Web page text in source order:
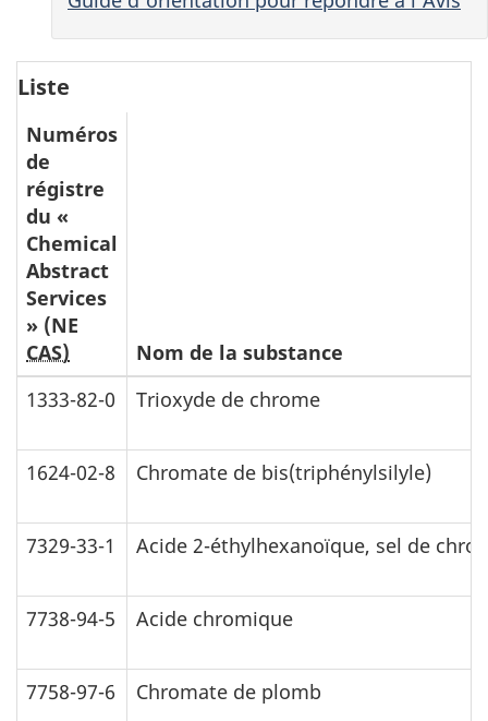
Liste
Numéros
de
régistre
du «
Chemical
Abstract
Services
» (NE
CAS)
Nom de la substance
1333-82-0
Trioxyde de chrome
1624-02-8 Chromate de bis(triphénylsilyle)
7329-33-1 Acide 2-éthylhexanoïque, sel de
7738-94-5 Acide chromique
7758-97-6 Chromate de plomb